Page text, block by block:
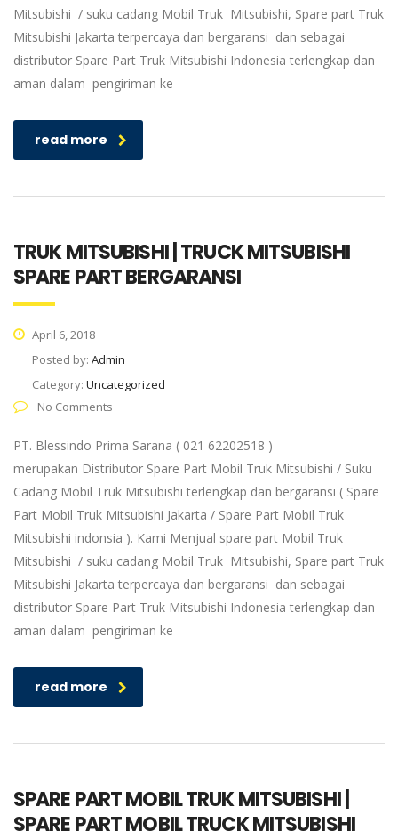
Mitsubishi / suku cadang Mobil Truk Mitsubishi, Spare part Truk
Mitsubishi Jakarta terpercaya dan bergaransi dan sebagai
distributor Spare Part Truk Mitsubishi Indonesia terlengkap dan
aman dalam pengiriman ke
read more
TRUK MITSUBISHI | TRUCK MITSUBISHI
SPARE PART BERGARANSI
April 6, 2018
Posted by: Admin
Category: Uncategorized
No Comments
PT. Blessindo Prima Sarana ( 021 62202518 )
merupakan Distributor Spare Part Mobil Truk Mitsubishi / Suku
Cadang Mobil Truk Mitsubishi terlengkap dan bergaransi ( Spare
Part Mobil Truk Mitsubishi Jakarta / Spare Part Mobil Truk
Mitsubishi indonsia ). Kami Menjual spare part Mobil Truk
Mitsubishi / suku cadang Mobil Truk Mitsubishi, Spare part Truk
Mitsubishi Jakarta terpercaya dan bergaransi dan sebagai
distributor Spare Part Truk Mitsubishi Indonesia terlengkap dan
aman dalam pengiriman ke
read more
SPARE PART MOBIL TRUK MITSUBISHI |
SPARE PART MOBIL TRUCK MITSUBISHI